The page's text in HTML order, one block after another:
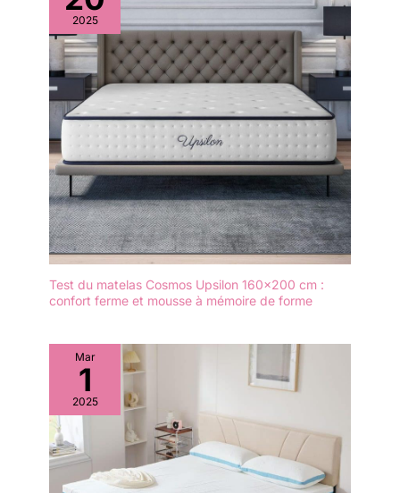
2025
Test du matelas Cosmos Upsilon 160×200 cm :
confort ferme et mousse à mémoire de forme
Mar
1
2025